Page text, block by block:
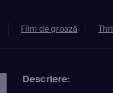
Film de groază
Descriere: